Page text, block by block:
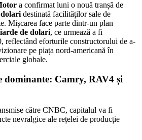
a confirmat luni o nouă tranșă de
destinată facilităților sale de
Mișcarea face parte dintr-un plan
de dolari, ce urmează a fi
reflectând eforturile constructorului de a-
pe piața nord-americană în
globale.
dominante: Camry, RAV4 și
către CNBC, capitalul va fi
nevralgice ale rețelei de producție